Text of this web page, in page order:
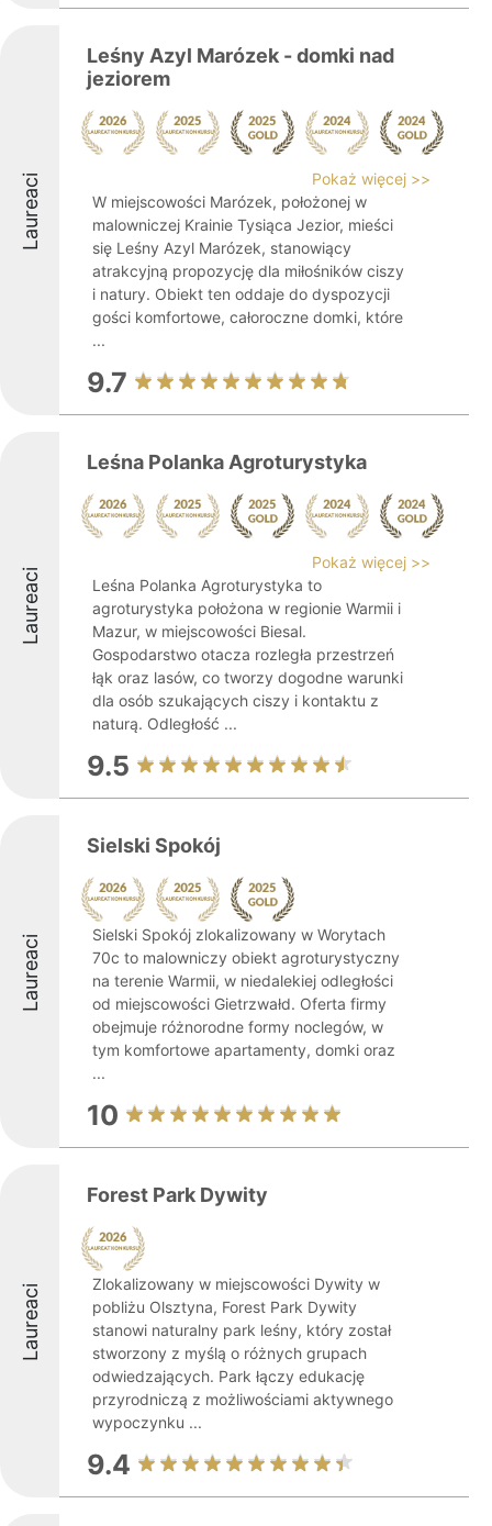
Laureaci
Leśny Azyl Marózek - domki nad
jeziorem
Pokaż więcej >>
W miejscowości Marózek, położonej w
malowniczej Krainie Tysiąca Jezior, mieści
się Leśny Azyl Marózek, stanowiący
atrakcyjną propozycję dla miłośników ciszy
i natury. Obiekt ten oddaje do dyspozycji
gości komfortowe, całoroczne domki, które
...
9.7
Laureaci
Leśna Polanka Agroturystyka
Pokaż więcej >>
Leśna Polanka Agroturystyka to
agroturystyka położona w regionie Warmii i
Mazur, w miejscowości Biesal.
Gospodarstwo otacza rozległa przestrzeń
łąk oraz lasów, co tworzy dogodne warunki
dla osób szukających ciszy i kontaktu z
naturą. Odległość ...
9.5
Laureaci
Sielski Spokój
Sielski Spokój zlokalizowany w Worytach
70c to malowniczy obiekt agroturystyczny
na terenie Warmii, w niedalekiej odległości
od miejscowości Gietrzwałd. Oferta firmy
obejmuje różnorodne formy noclegów, w
tym komfortowe apartamenty, domki oraz
...
10
Laureaci
Forest Park Dywity
Zlokalizowany w miejscowości Dywity w
pobliżu Olsztyna, Forest Park Dywity
stanowi naturalny park leśny, który został
stworzony z myślą o różnych grupach
odwiedzających. Park łączy edukację
przyrodniczą z możliwościami aktywnego
wypoczynku ...
9.4